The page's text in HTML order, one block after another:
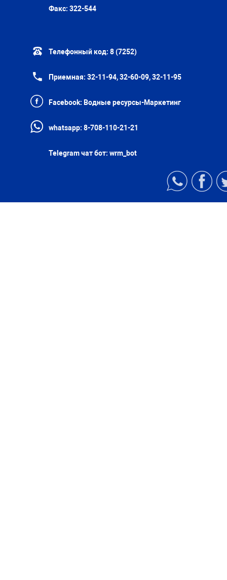
Факс: 322-544
Телефонный код: 8 (7252)
Приемная: 32-11-94, 32-60-09, 32-11-95
Facebook: Водные ресурсы-Маркетинг
whatsapp: 8-708-110-21-21
Telegram чат бот: wrm_bot